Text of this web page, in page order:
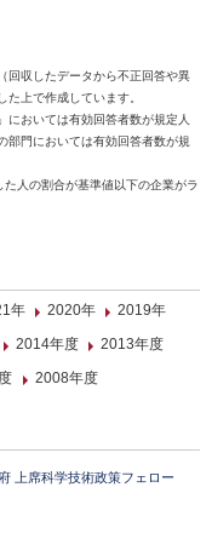
回収したデータから不正回答や異
上で作成しています。
おいては有効回答者数が規定人
部門においては有効回答者数が規
人の割合が基準値以下の企業がラ
年 2020年
2019年
2014年度
2013年度
2008年度
上席科学技術政策フェロー